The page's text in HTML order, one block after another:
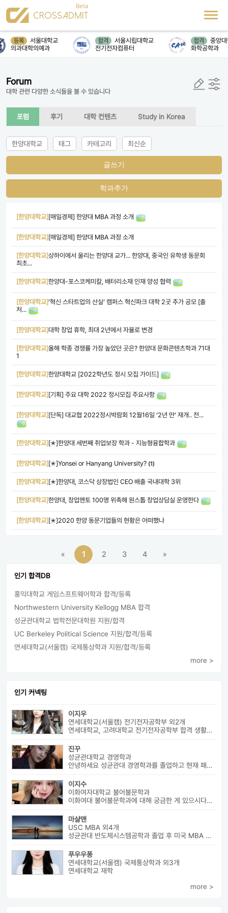
등록
서울대학교
의과대학의예과
합격
서울시립대학교
전기전자컴퓨터
합격
중앙대
화학공학과
Forum
대학 관련 다양한 소식들을 볼 수 있습니다
포럼 후기 대학 컨텐츠 Study in Korea
한양대학교 태그 카테고리 최신순
글쓰기
학과추가
[한양대학교] [매일경제] 한양대 MBA 과정 소개
[한양대학교] [매일경제] 한양대 MBA 과정 소개
[한양대학교]상하이에서 울리는 한양대 교가... 한양대, 중국인 유학생 동문회
최초...
[한양대학교]한양대-포스코케미칼, 배터리소재 인재 양성 협력
[한양대학교]‘혁신 스타트업의 산실’ 캠퍼스 혁신파크 대학 2곳 추가 공모 [출
처...
[한양대학교]대학 창업 휴학, 최대 2년에서 자율로 변경
[한양대학교]올해 학종 경쟁률 가장 높았던 곳은? 한양대 문화콘텐츠학과 71대
1
[한양대학교]한양대학교 [2022학년도 정시 모집 가이드]
[한양대학교] [기획] 주요 대학 2022 정시모집 주요사항
[한양대학교] [단독] 대교협 2022정시박람회 12월16일 ‘2년 만’ 재개.. 전...
[한양대학교] [✭]한양대 세번째 취업보장 학과 - 지능형융합학과
[한양대학교] [✭]Yonsei or Hanyang University? (1)
[한양대학교] [✭]한양대, 코스닥 상장법인 CEO 배출 국내대학 3위
[한양대학교]한양대, 창업멘토 100명 위촉해 원스톱 창업상담실 운영한다
[한양대학교] [✭]2020 한양 동문기업들의 현황은 어떠했나
« 1 2 3 4 »
인기 합격DB
홍익대학교 게임스프트웨어학과 합격/등록
Northwestern University Kellogg MBA 합격
성균관대학교 법학전문대학원 지원/합격
UC Berkeley Political Science 지원/합격/등록
연세대학교(서울캠) 국제통상학과 지원/합격/등록
more >
인기 커넥팅
이지우
연세대학교(서울캠) 전기전자공학부 외2개
연세대학교, 고려대학교 전기전자공학부 합격 생활기록부, 내신, 활동 등...
진꾸
성균관대학교 경영학과
안녕하세요 성균관대 경영학과를 졸업하고 현재 패션 회사 기획자로 있습니...
이지수
이화여자대학교 불어불문학과
이화여대 불어불문학과에 대해 궁금한 게 있으시다면 번호로 연락 바랍니다...
마샬맨
USC MBA 외4개
성균관대 반도체시스템공학과 졸업 후 미국 MBA 졸업하였습니다.
푸우우퐁
연세대학교(서울캠) 국제통상학과 외3개
연세대학교 재학
more >